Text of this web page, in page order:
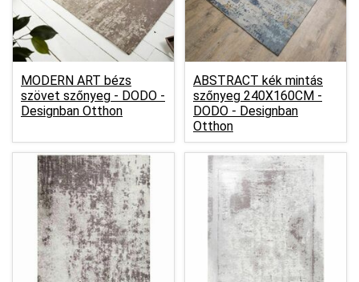
MODERN ART bézs
szövet szőnyeg - DODO -
Designban Otthon
ABSTRACT kék mintás
szőnyeg 240X160CM -
DODO - Designban
Otthon